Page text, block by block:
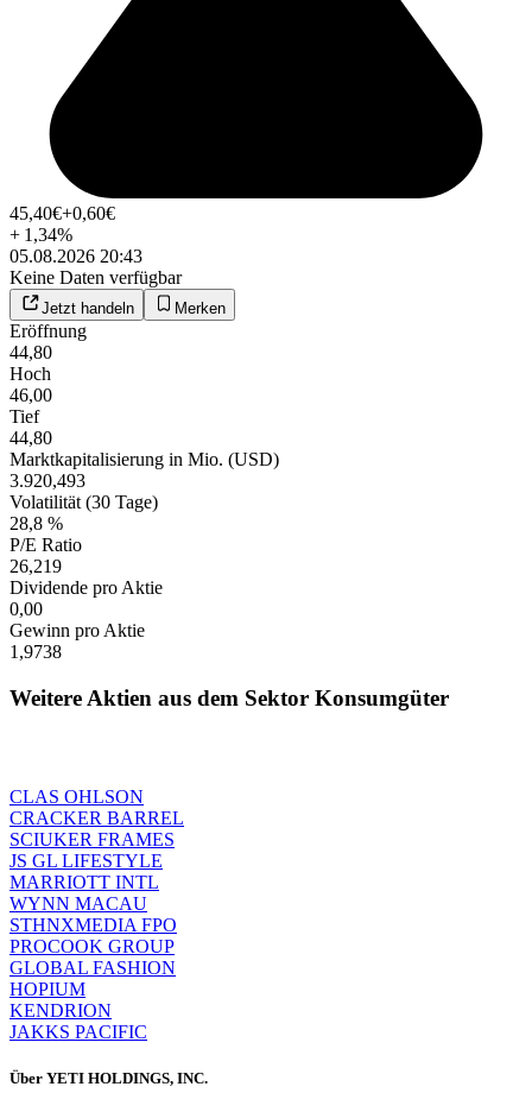
45,40€+0,60€
+ 1,34%
05.08.2026 20:43
Keine Daten verfügbar
Jetzt handeln Merken
Eröffnung
44,80
Hoch
46,00
Tief
44,80
Marktkapitalisierung in Mio. (USD)
3.920,493
Volatilität (30 Tage)
28,8 %
P/E Ratio
26,219
Dividende pro Aktie
0,00
Gewinn pro Aktie
1,9738
Weitere Aktien aus dem Sektor Konsumgüter
CLAS OHLSON
CRACKER BARREL
SCIUKER FRAMES
JS GL LIFESTYLE
MARRIOTT INTL
WYNN MACAU
STHNXMEDIA FPO
PROCOOK GROUP
GLOBAL FASHION
HOPIUM
KENDRION
JAKKS PACIFIC
Über YETI HOLDINGS, INC.